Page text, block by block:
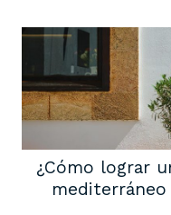
¿Cómo lograr